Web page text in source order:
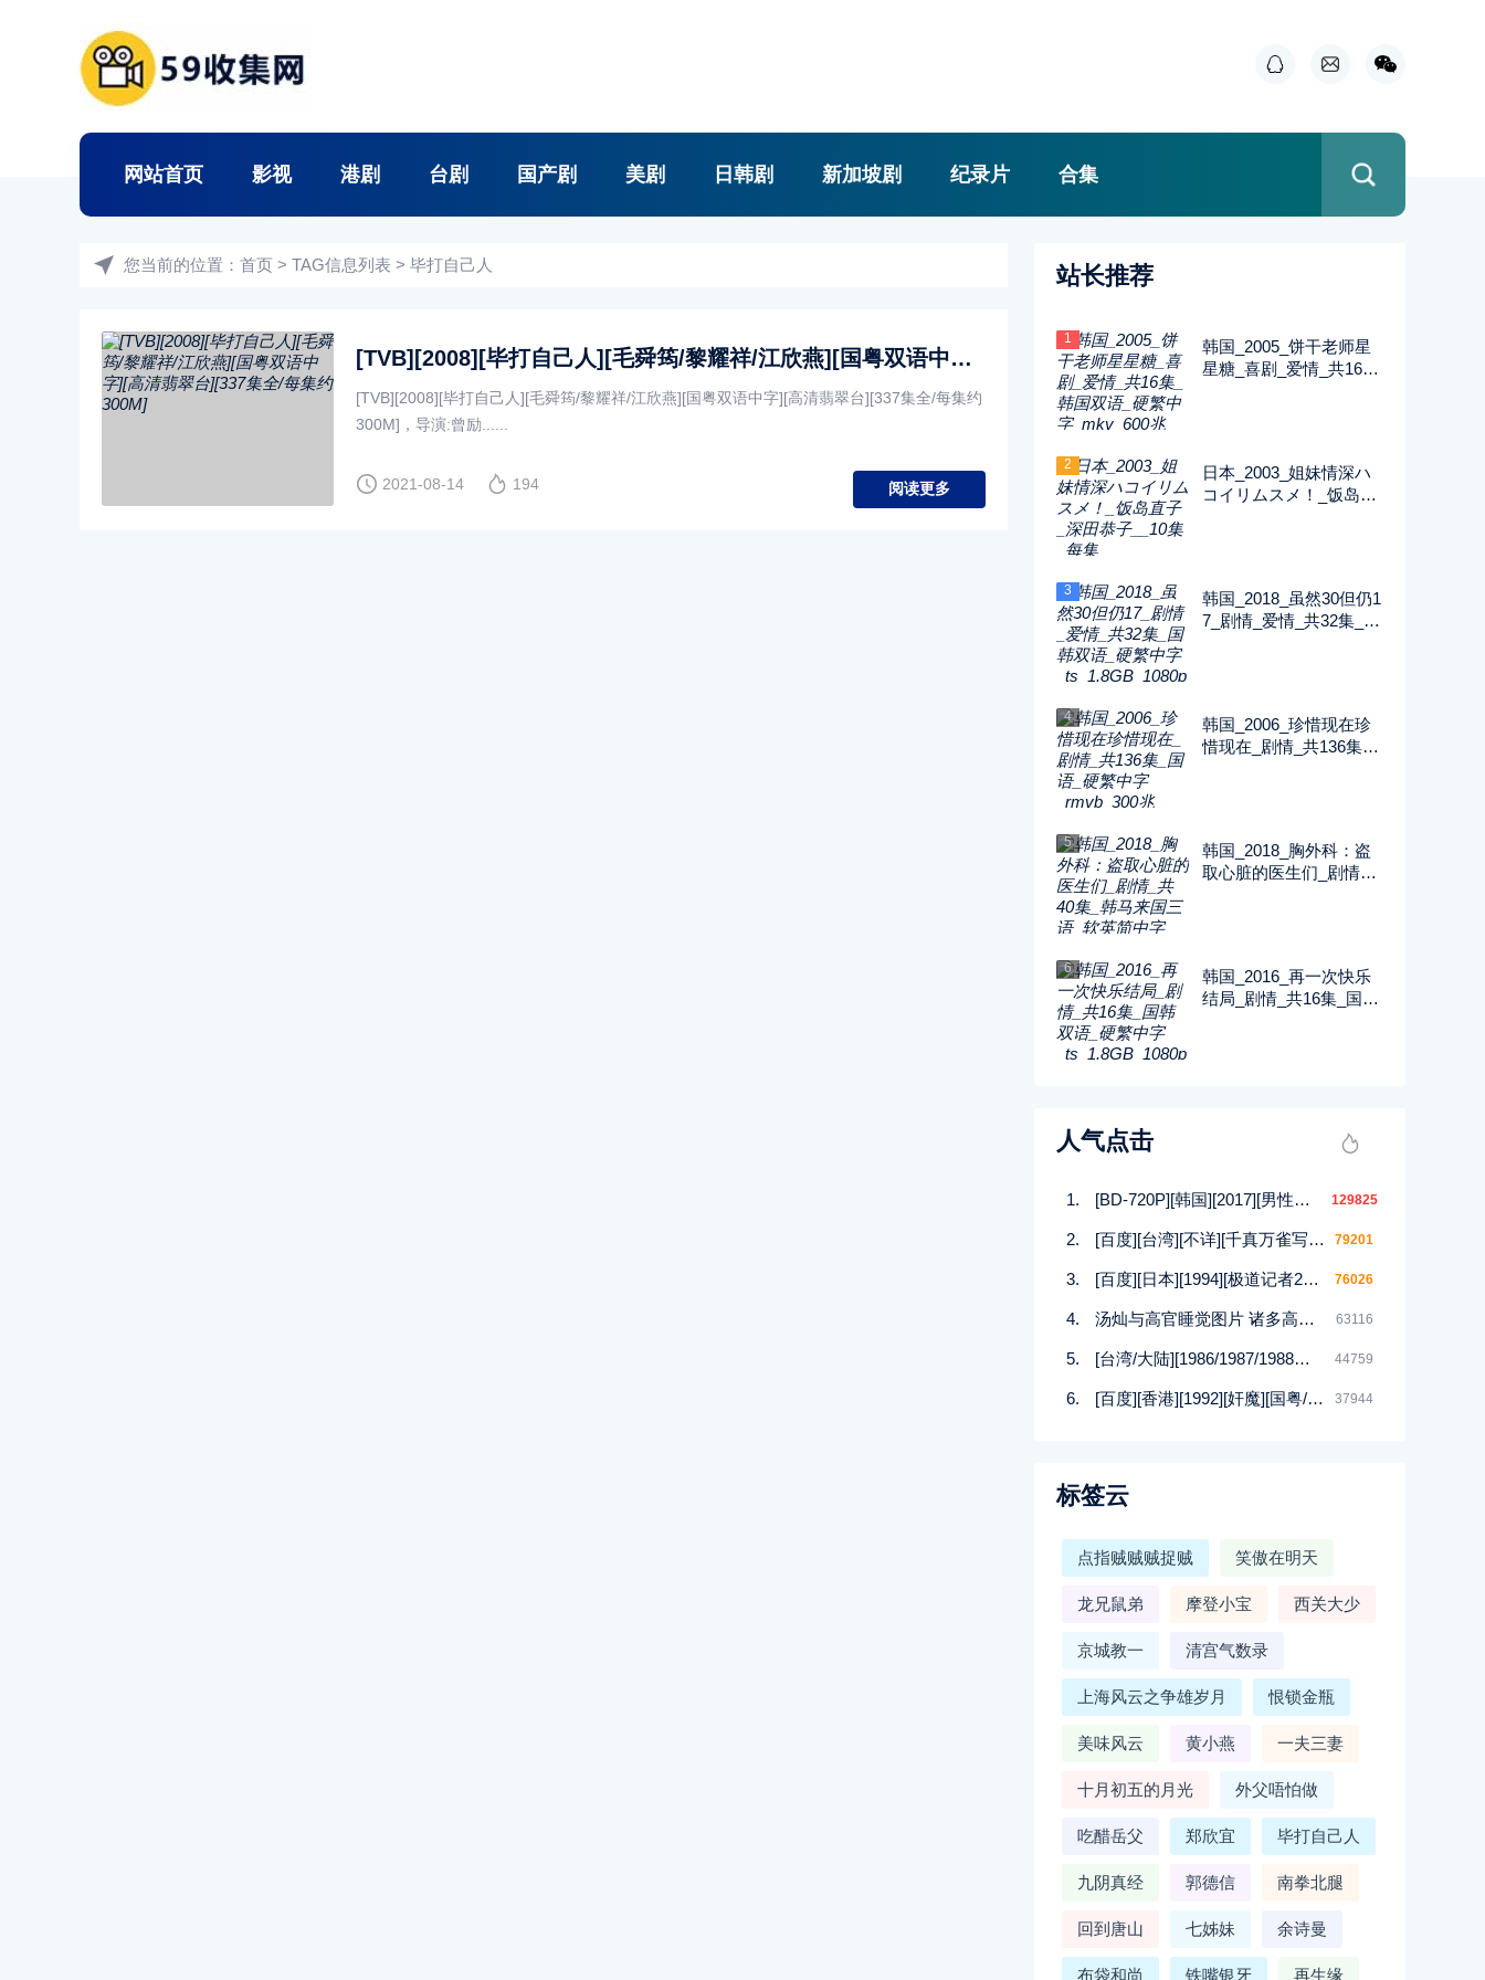
网站首页 影视 港剧 台剧 国产剧 美剧 日韩剧 新加坡剧 纪录片 合集
您当前的位置： 首页 > TAG信息列表 > 毕打自己人
[TVB][2008][毕打自己人][毛舜筠/黎耀祥/江欣燕][国粤双语中字][高清翡翠台][337集全/每集约300M]
[TVB][2008][毕打自己人][毛舜筠/黎耀祥/江欣燕][国粤双语中字][高清翡翠台][337集全/每集约
300M]，导演:曾励......
2021-08-14 194 阅读更多
站长推荐
1
韩国_2005_饼干老师星
星糖_喜剧_爱情_共16集
2
日本_2003_姐妹情深ハ
コイリムスメ！_饭岛直
3
韩国_2018_虽然30但仍1
7_剧情_爱情_共32集_国
4
韩国_2006_珍惜现在珍
惜现在_剧情_共136集_
5
韩国_2018_胸外科：盗
取心脏的医生们_剧情_
6
韩国_2016_再一次快乐
结局_剧情_共16集_国韩
人气点击
[BD-720P][韩国][2017][男性的17种幻想][崔在焕/朴庆熙][韩语中字][MP4/1.5G][HD高清] 129825
[百度][台湾][不详][千真万雀写真集][12集][MKV] 79201
[百度][日本][1994][极道记者2马券転生篇][日语/中文软字幕][DVDISO/4.00GB] 76026
汤灿与高官睡觉图片 诸多高官均与汤灿有染 63116
[台湾/大陆][1986/1987/1988等][四大美人合集DVD][西施/貂蝉/杨贵妃等][潘迎紫/寇世勋/顾冠忠][144集全][国语中字][88DVD/iso] 44759
[百度][香港][1992][奸魔][国粤/无字][MKV/925MB] 37944
标签云
点指贼贼贼捉贼 笑傲在明天
龙兄鼠弟 摩登小宝 西关大少
京城教一 清宫气数录
上海风云之争雄岁月 恨锁金瓶
美味风云 黄小燕 一夫三妻
十月初五的月光 外父唔怕做
吃醋岳父 郑欣宜 毕打自己人
九阴真经 郭德信 南拳北腿
回到唐山 七姊妹 余诗曼
布袋和尚 铁嘴银牙 再生缘